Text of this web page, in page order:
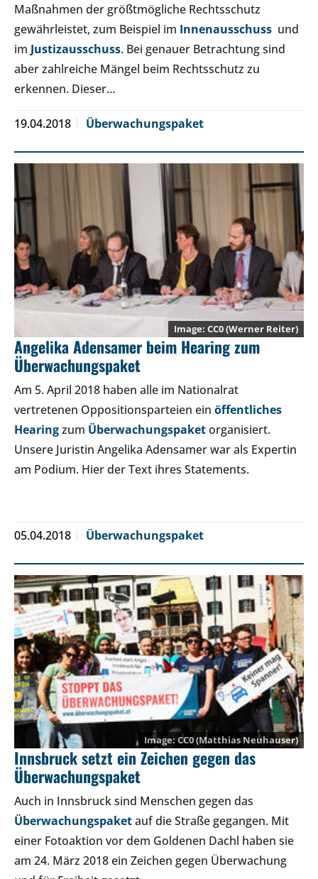
Maßnahmen der größtmögliche Rechtsschutz
gewährleistet, zum Beispiel im Innenausschuss und
im Justizausschuss. Bei genauer Betrachtung sind
aber zahlreiche Mängel beim Rechtsschutz zu
erkennen. Dieser…
19.04.2018 Überwachungspaket
CC0(Werner Reiter)
Angelika Adensamer beim Hearing zum
Überwachungspaket
Am 5. April 2018 haben alle im Nationalrat
vertretenen Oppositionsparteien ein öffentliches
Hearingzum Überwachungspaketorganisiert.
Unsere Juristin Angelika Adensamer war als Expertin
am Podium. Hier der Text ihres Statements.
05.04.2018 Überwachungspaket
CC0(Matthias Neuhauser)
Innsbruck setzt ein Zeichen gegen das
Überwachungspaket
Auch in Innsbruck sind Menschen gegen das
Überwachungspaketauf die Straße gegangen. Mit
einer Fotoaktion vor dem Goldenen Dachl haben sie
am 24. März 2018 ein Zeichen gegen Überwachung